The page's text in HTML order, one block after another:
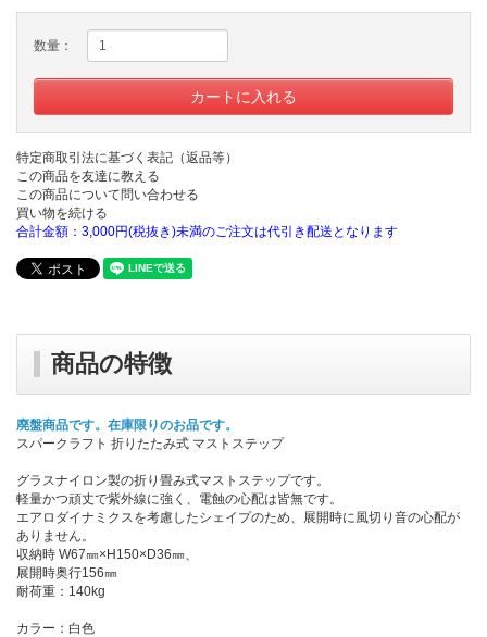
数量：
特定商取引法に基づく表記（返品等）
この商品を友達に教える
この商品について問い合わせる
買い物を続ける
合計金額：3,000円(税抜き)未満のご注文は代引き配送となります
商品の特徴
廃盤商品です。在庫限りのお品です。
スパークラフト 折りたたみ式 マストステップ
グラスナイロン製の折り畳み式マストステップです。
軽量かつ頑丈で紫外線に強く、電蝕の心配は皆無です。
エアロダイナミクスを考慮したシェイプのため、展開時に風切り音の心配が
ありません。
収納時 W67㎜×H150×D36㎜、
展開時奥行156㎜
耐荷重：140kg
カラー：白色